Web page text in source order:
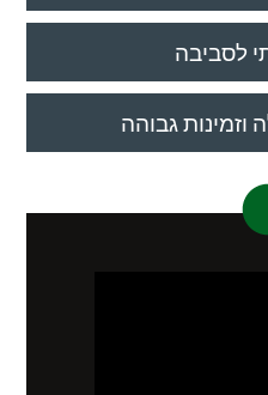
לסביבה
וזמינות גבוהה